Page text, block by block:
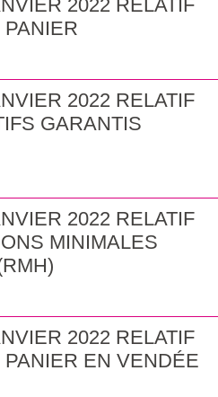
2022 RELATIF
2022 RELATIF
GARANTIS
2022 RELATIF
MINIMALES
2022 RELATIF
EN VENDÉE